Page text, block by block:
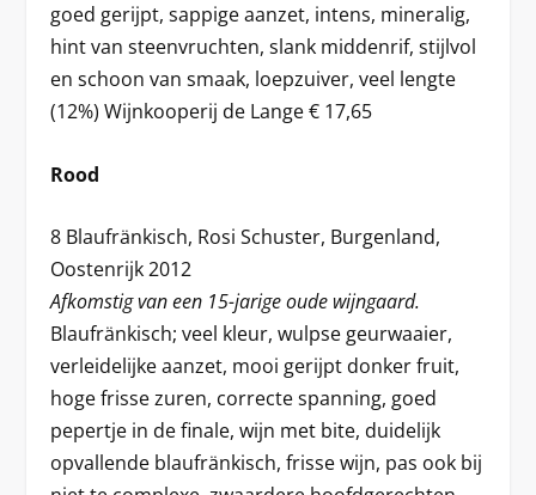
goed gerijpt, sappige aanzet, intens, mineralig,
hint van steenvruchten, slank middenrif, stijlvol
en schoon van smaak, loepzuiver, veel lengte
(12%) Wijnkooperij de Lange € 17,65
Rood
8 Blaufränkisch, Rosi Schuster, Burgenland,
Oostenrijk 2012
Afkomstig van een 15-jarige oude wijngaard.
Blaufränkisch; veel kleur, wulpse geurwaaier,
verleidelijke aanzet, mooi gerijpt donker fruit,
hoge frisse zuren, correcte spanning, goed
pepertje in de finale, wijn met bite, duidelijk
opvallende blaufränkisch, frisse wijn, pas ook bij